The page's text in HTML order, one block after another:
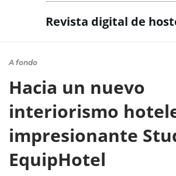
Revista digital de
A fondo
Hacia un nuevo
interiorismo
impresionante
EquipHotel